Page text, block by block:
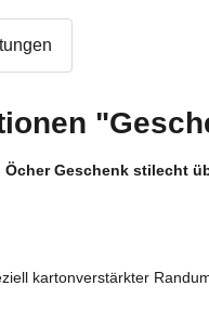
Geschenk stilecht
kartonverstärkter